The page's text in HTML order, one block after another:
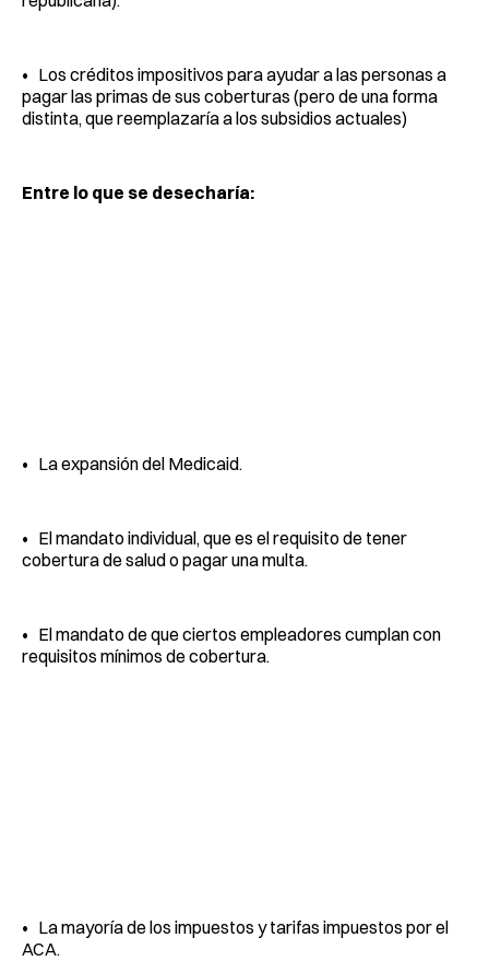
• Los créditos impositivos para ayudar a las personas a
pagar las primas de sus coberturas (pero de una forma
distinta, que reemplazaría a los subsidios actuales)
Entre lo que se desecharía:
• La expansión del Medicaid.
• El mandato individual, que es el requisito de tener
cobertura de salud o pagar una multa.
• El mandato de que ciertos empleadores cumplan con
requisitos mínimos de cobertura.
• La mayoría de los impuestos y tarifas impuestos por el
ACA.